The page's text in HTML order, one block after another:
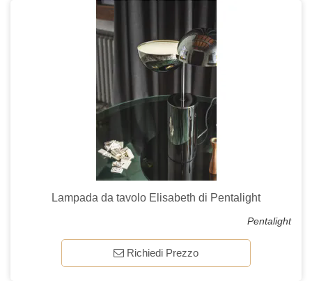
Lampada da tavolo Elisabeth di Pentalight
Pentalight
Richiedi Prezzo